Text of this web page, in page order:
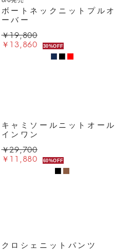
ボートネックニットプルオ
ーバー
￥19,800
￥13,860 30%OFF
キャミソールニットオール
インワン
￥29,700
￥11,880 60%OFF
クロシェニットパンツ